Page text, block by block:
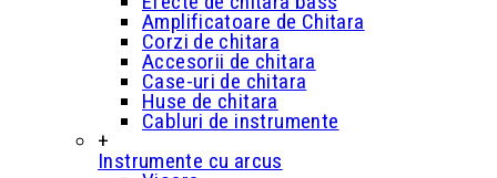
Amplificatoare de Chitara
Corzi de chitara
Accesorii de chitara
Case-uri de chitara
Huse de chitara
Cabluri de instrumente
+
Instrumente cu arcus